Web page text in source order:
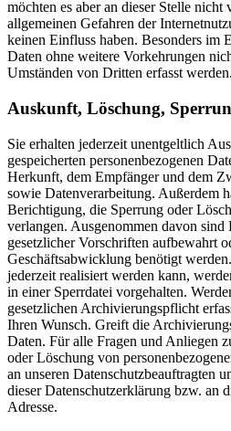
möchten es aber an dieser Stelle nicht
allgemeinen Gefahren der
keinen Einfluss haben. Besonders im
Daten ohne weitere Vorkehrungen
Umständen von Dritten erfasst werden.
Auskunft, Löschung,
Sie erhalten jederzeit unentgeltlich
gespeicherten personenbezogenen
Herkunft, dem Empfänger und dem
sowie Datenverarbeitung. Außerdem
Berichtigung, die Sperrung oder
verlangen. Ausgenommen davon sind
gesetzlicher Vorschriften aufbewahrt
Geschäftsabwicklung benötigt
jederzeit realisiert werden kann,
in einer Sperrdatei vorgehalten.
gesetzlichen Archivierungspflicht
Ihren Wunsch. Greift die
Daten. Für alle Fragen und Anliegen
oder Löschung von
an unseren Datenschutzbeauftragten
dieser Datenschutzerklärung bzw. an
Adresse.